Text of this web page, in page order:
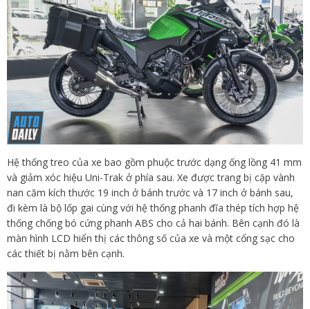
Hệ thống treo của xe bao gồm phuộc trước dạng ống lồng 41 mm
và giảm xóc hiệu Uni-Trak ở phía sau. Xe được trang bị cặp vành
nan căm kích thước 19 inch ở bánh trước và 17 inch ở bánh sau,
đi kèm là bộ lốp gai cùng với hệ thống phanh đĩa thép tích hợp hệ
thống chống bó cứng phanh ABS cho cả hai bánh. Bên cạnh đó là
màn hình LCD hiển thị các thông số của xe và một cổng sạc cho
các thiết bị nằm bên cạnh.